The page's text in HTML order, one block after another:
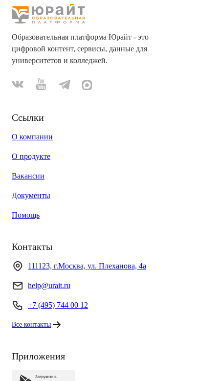
Образовательная платформа Юрайт - это
цифровой контент, сервисы, данные для
университетов и колледжей.
Ссылки
О компании
О продукте
Вакансии
Документы
Помощь
Контакты
111123, г.Москва, ул. Плеханова, 4а
help@urait.ru
+7 (495) 744 00 12
Все контакты
Приложения